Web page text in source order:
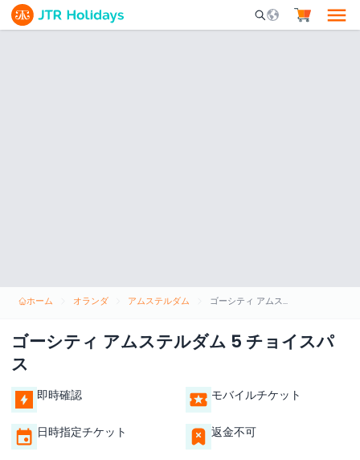
Mobile Search
ホーム オランダ アムステルダム ゴーシティ アムステルダム 5 チョイスパス
ゴーシティ アムステルダム 5 チョイスパ
ス
即時確認 モバイルチケット
日時指定チケット 返金不可